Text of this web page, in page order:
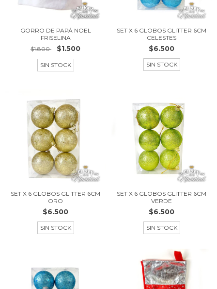
GORRO DE PAPÁ NOEL
FRISELINA
$1.800
$1.500
SIN STOCK
SET X 6 GLOBOS GLITTER 6CM
CELESTES
$6.500
SIN STOCK
SET X 6 GLOBOS GLITTER 6CM
ORO
$6.500
SIN STOCK
SET X 6 GLOBOS GLITTER 6CM
VERDE
$6.500
SIN STOCK